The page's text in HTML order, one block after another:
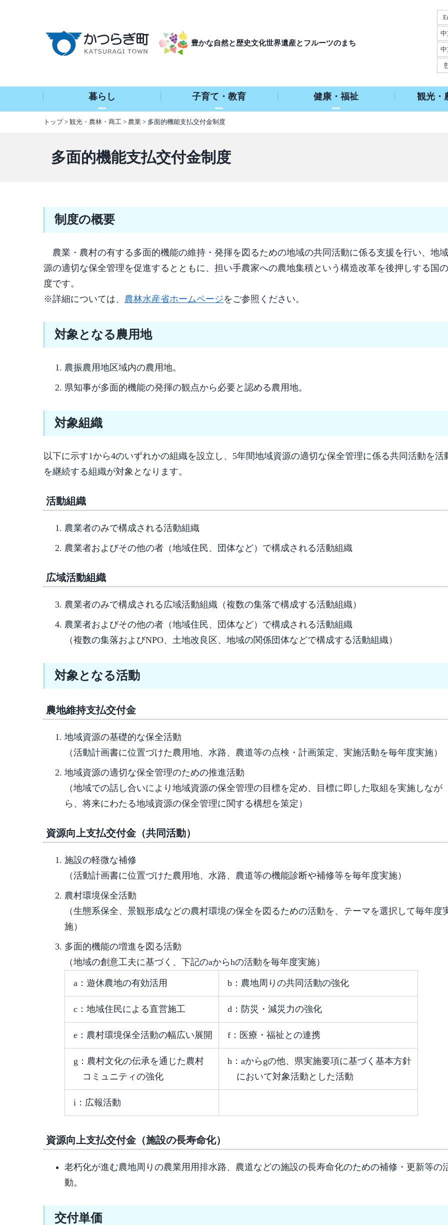
豊かな自然と歴史文化世界遺産とフルーツのまち
暮らし 子育て・教育 健康・福祉 観光・
トップ> 観光・農林・商工 > 農業 > 多面的機能支払交付金制度
多面的機能支払交付金制度
制度の概要
農業・農村の有する多面的機能の維持・発揮を図るための地域の共同活動に係る支援を行い、地
源の適切な保全管理を促進するとともに、担い手農家への農地集積という構造改革を後押しする国
度です。
※詳細については、 農林水産省ホームページをご参照ください。
対象となる農用地
農振農用地区域内の農用地。
県知事が多面的機能の発揮の観点から必要と認める農用地。
対象組織
以下に示す1から4のいずれかの組織を設立し、5年間地域資源の適切な保全管理に係る共同活動を活
を継続する組織が対象となります。
活動組織
農業者のみで構成される活動組織
農業者およびその他の者（地域住民、団体など）で構成される活動組織
広域活動組織
農業者のみで構成される広域活動組織（複数の集落で構成する活動組織）
農業者およびその他の者（地域住民、団体など）で構成される活動組織
（複数の集落およびNPO、土地改良区、地域の関係団体などで構成する活動組織）
対象となる活動
農地維持支払交付金
地域資源の基礎的な保全活動
（活動計画書に位置づけた農用地、水路、農道等の点検・計画策定、実施活動を毎年度実施）
地域資源の適切な保全管理のための推進活動
（地域での話し合いにより地域資源の保全管理の目標を定め、目標に即した取組を実施しなが
ら、将来にわたる地域資源の保全管理に関する構想を策定）
資源向上支払交付金（共同活動）
施設の軽微な補修
（活動計画書に位置づけた農用地、水路、農道等の機能診断や補修等を毎年度実施）
農村環境保全活動
（生態系保全、景観形成などの農村環境の保全を図るための活動を、テーマを選択して毎年度
施）
多面的機能の増進を図る活動
（地域の創意工夫に基づく、下記のaからhの活動を毎年度実施）
a：遊休農地の有効活用 b：農地周りの共同活動の強化
c：地域住民による直営施工 d：防災・減災力の強化
e：農村環境保全活動の幅広い展開 f：医療・福祉との連携
g：農村文化の伝承を通じた農村
コミュニティの強化
h：aからgの他、県実施要項に基づく基本方針
において対象活動とした活動
i：広報活動
資源向上支払交付金（施設の長寿命化）
老朽化が進む農地周りの農業用用排水路、農道などの施設の長寿命化のための補修・更新等の
動。
交付単価